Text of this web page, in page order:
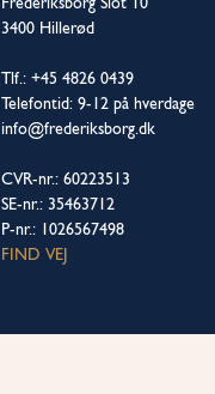
3400 Hillerød
Tlf.: +45 4826 0439
Telefontid: 9-12 på hverdage
info@frederiksborg.dk
CVR-nr.: 60223513
SE-nr.: 35463712
P-nr.: 1026567498
FIND VEJ